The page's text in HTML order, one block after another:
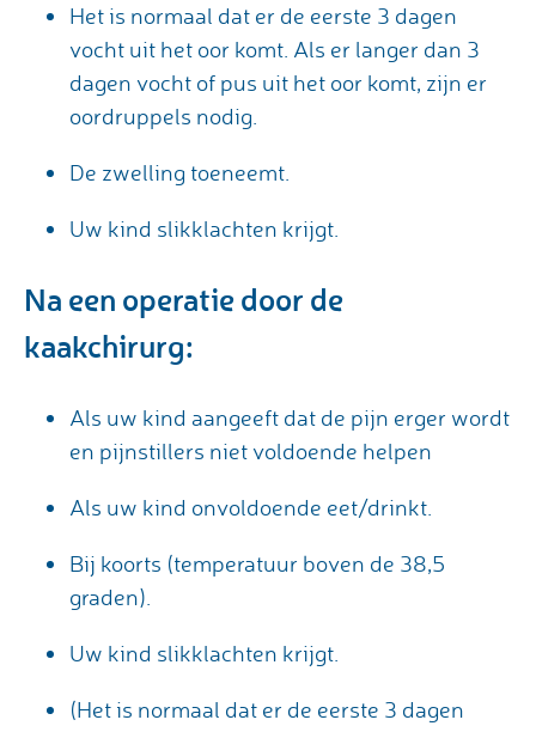
Het is normaal dat er de eerste 3 dagen
vocht uit het oor komt. Als er langer dan 3
dagen vocht of pus uit het oor komt, zijn er
oordruppels nodig.
De zwelling toeneemt.
Uw kind slikklachten krijgt.
Na een operatie door de
kaakchirurg:
Als uw kind aangeeft dat de pijn erger wordt
en pijnstillers niet voldoende helpen
Als uw kind onvoldoende eet/drinkt.
Bij koorts (temperatuur boven de 38,5
graden).
Uw kind slikklachten krijgt.
(Het is normaal dat er de eerste 3 dagen